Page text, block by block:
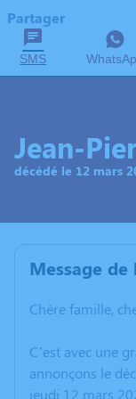
Partager
SMS
Jean-
décédé le 12 mars
Message
Chère famille,
C’est avec une
annonçons le
jeudi 12 mars